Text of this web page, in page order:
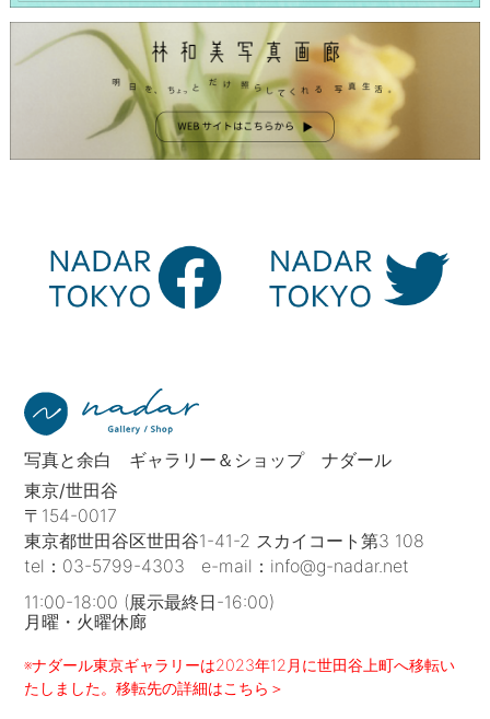
写真と余白 ギャラリー＆ショップ ナダール
東京/世田谷
〒154-0017
東京都世田谷区世田谷1-41-2 スカイコート第3 108
tel： 03-5799-4303 e-mail： info@g-nadar.net
11:00-18:00 (展示最終日-16:00)
月曜・火曜休廊
※ナダール東京ギャラリーは2023年12月に世田谷上町へ移転い
たしました。移転先の詳細はこちら＞